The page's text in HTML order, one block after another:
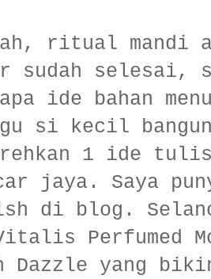
ritual mandi
sudah selesai,
ide bahan
si kecil
1 ide
jaya. Saya
di blog.
Perfumed
Dazzle yang